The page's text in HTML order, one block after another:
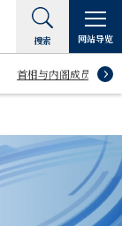
首相与内阁成员
搜索 网站导览